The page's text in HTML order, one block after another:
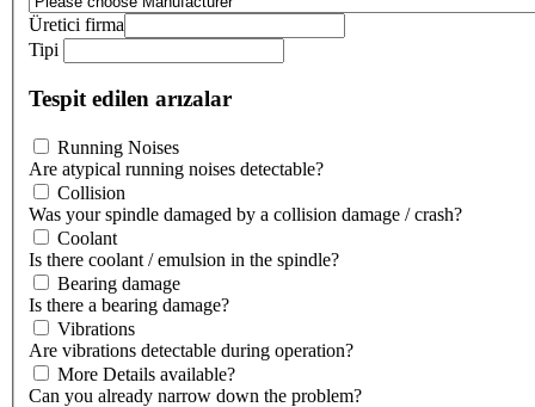
Üretici firma
Tipi
Tespit edilen arızalar
Running Noises
Are atypical running noises detectable?
Collision
Was your spindle damaged by a collision damage / crash?
Coolant
Is there coolant / emulsion in the spindle?
Bearing damage
Is there a bearing damage?
Vibrations
Are vibrations detectable during operation?
More Details available?
Can you already narrow down the problem?